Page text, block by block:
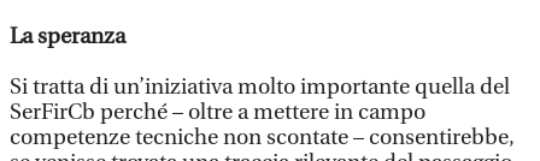
La speranza
Si tratta di un’iniziativa molto importante quella del
SerFirCb perché – oltre a mettere in campo
competenze tecniche non scontate – consentirebbe,